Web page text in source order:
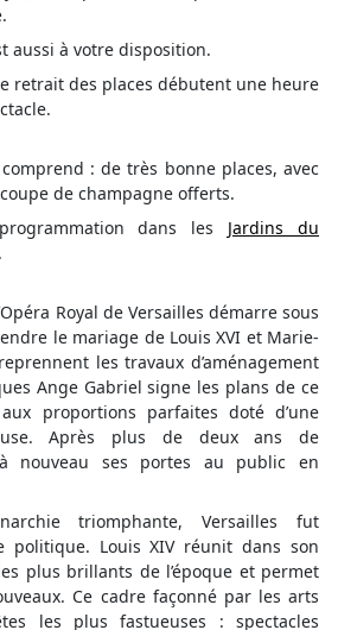
aussi à votre disposition.
retrait des places débutent une heure
: de très bonne places, avec
de champagne offerts.
dans les Jardins du
.
Royal de Versailles démarre sous
le mariage de Louis XVI et Marie-
les travaux d’aménagement
Ange Gabriel signe les plans de ce
proportions parfaites doté d’une
Après plus de deux ans de
nouveau ses portes au public en
triomphante, Versailles fut
politique. Louis XIV réunit dans son
plus brillants de l’époque et permet
Ce cadre façonné par les arts
les plus fastueuses : spectacles